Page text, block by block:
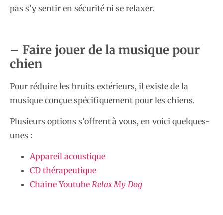
pas s’y sentir en sécurité ni se relaxer.
– Faire jouer de la musique pour
chien
Pour réduire les bruits extérieurs, il existe de la
musique conçue spécifiquement pour les chiens.
Plusieurs options s’offrent à vous, en voici quelques-
unes :
Appareil acoustique
CD thérapeutique
Chaine Youtube Relax My Dog